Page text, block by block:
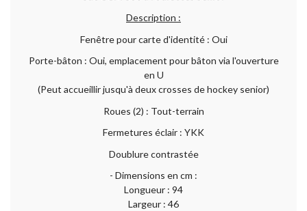
Description :
Fenêtre pour carte d'identité : Oui
Porte-bâton : Oui, emplacement pour bâton via l'ouverture
en U
(Peut accueillir jusqu'à deux crosses de hockey senior)
Roues (2) : Tout-terrain
Fermetures éclair : YKK
Doublure contrastée
- Dimensions en cm :
Longueur : 94
Largeur : 46